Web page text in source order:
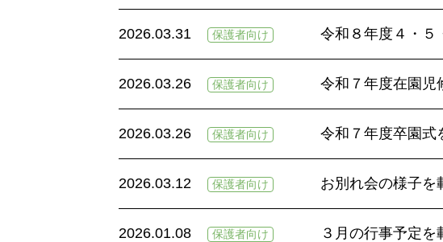
2026.03.31 保護者向け 令和８年度４・５
2026.03.26 保護者向け 令和７年度在園児
2026.03.26 保護者向け 令和７年度卒園式
2026.03.12 保護者向け お別れ会の様子を
2026.01.08 保護者向け ３月の行事予定